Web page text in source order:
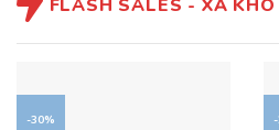
FLASH SALES - XẢ
-30%